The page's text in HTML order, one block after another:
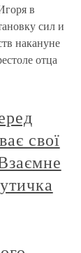
в
сил и
накануне
отца
свої